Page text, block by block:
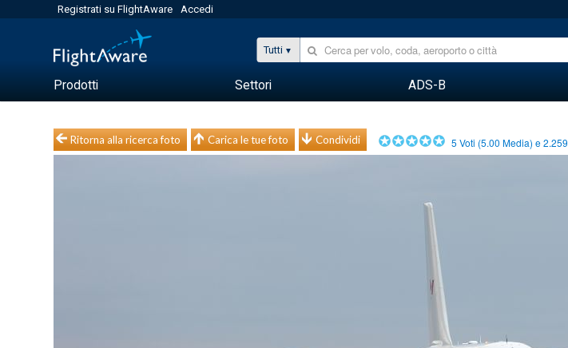
Registrati su FlightAware Accedi
Tutti
Prodotti Settori ADS-B
Ritorna alla ricerca foto Carica le tue foto Condividi 5 Voti (5.00 Media) e2.259